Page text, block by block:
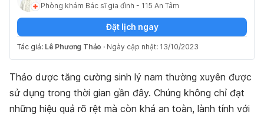
Phòng khám Bác sĩ gia đình - 115 An Tâm
Đặt lịch ngay
Tác giả: Lê Phương Thảo · Ngày cập nhật: 13/10/2023
Thảo dược tăng cường sinh lý nam thường xuyên được
sử dụng trong thời gian gần đây. Chúng không chỉ đạt
những hiệu quả rõ rệt mà còn khá an toàn, lành tính với